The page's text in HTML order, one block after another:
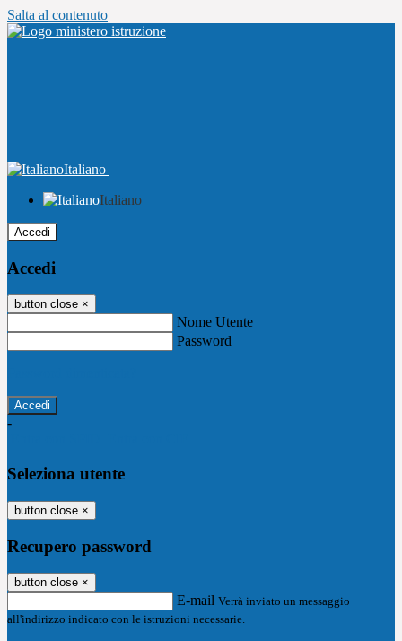
Salta al contenuto
Italiano
Italiano
Accedi
Accedi
button close ×
Nome Utente
Password
-
Seleziona utente
button close ×
Recupero password
button close ×
E-mail Verrà inviato un messaggio
all'indirizzo indicato con le istruzioni necessarie.